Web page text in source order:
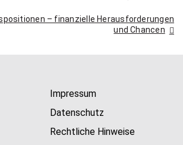
– finanzielle Herausforderungen
und Chancen
Impressum
Datenschutz
Rechtliche Hinweise